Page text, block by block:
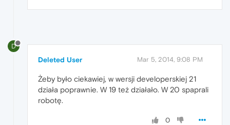
D
Deleted User Mar 5, 2014, 9:08 PM
Żeby było ciekawiej, w wersji developerskiej 21
działa poprawnie. W 19 też działało. W 20 spaprali
robotę.
0